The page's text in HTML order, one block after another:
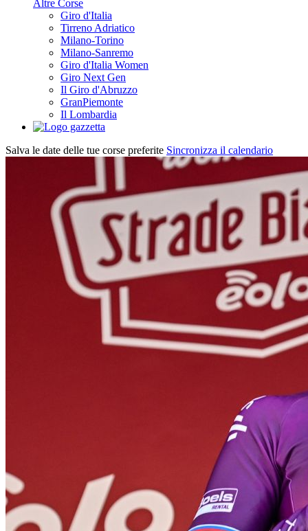
Altre Corse
Giro d'Italia
Tirreno Adriatico
Milano-Torino
Milano-Sanremo
Giro d'Italia Women
Giro Next Gen
Il Giro d'Abruzzo
GranPiemonte
Il Lombardia
Salva le date delle tue corse preferite Sincronizza il calendario